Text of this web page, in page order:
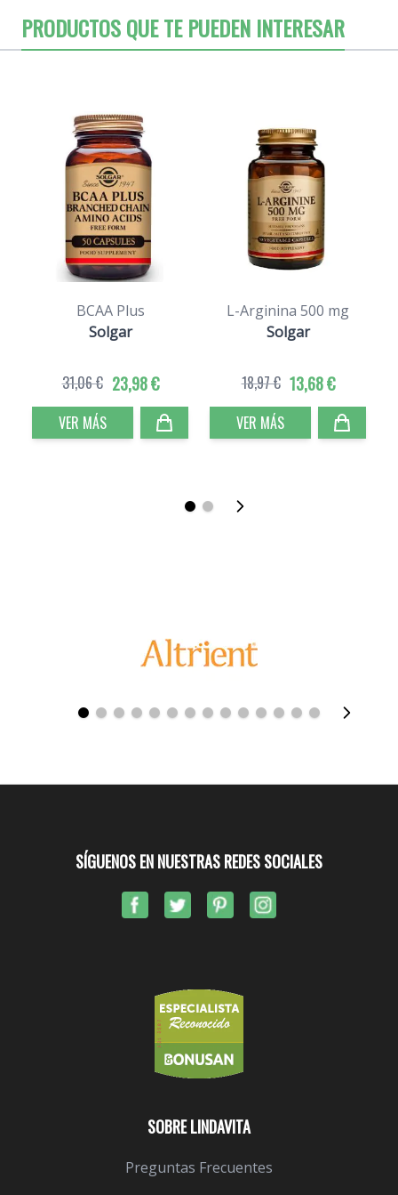
PRODUCTOS QUE TE PUEDEN INTERESAR
BCAA Plus
Solgar
23,98 €
31,06 €
VER MÁS
L-Arginina 500 mg
Solgar
13,68 €
18,97 €
VER MÁS
SOBRE LINDAVITA
Preguntas Frecuentes
SÍGUENOS EN NUESTRAS REDES SOCIALES